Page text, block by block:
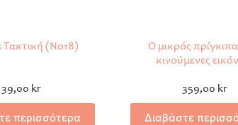
Τακτική (No18)
39,00 kr
περισσότερα
Ο μικρός
κινούμενες
359,00 kr
Διαβάστε